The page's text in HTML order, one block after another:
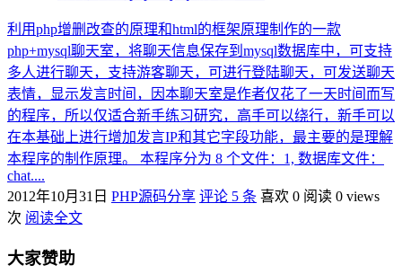
利用php增删改查的原理和html的框架原理制作的一款
php+mysql聊天室，将聊天信息保存到mysql数据库中，可支持
多人进行聊天，支持游客聊天，可进行登陆聊天，可发送聊天
表情，显示发言时间，因本聊天室是作者仅花了一天时间而写
的程序，所以仅适合新手练习研究，高手可以绕行，新手可以
在本基础上进行增加发言IP和其它字段功能，最主要的是理解
本程序的制作原理。 本程序分为 8 个文件：1, 数据库文件：
chat....
2012年10月31日 PHP源码分享 评论 5 条 喜欢 0 阅读 0 views
次 阅读全文
大家赞助